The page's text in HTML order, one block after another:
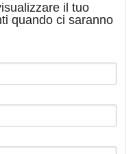
il tuo
quando ci saranno